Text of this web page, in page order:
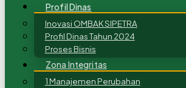
Profil Dinas
Inovasi OMBAK SIPETRA
Profil Dinas Tahun 2024
Proses Bisnis
Zona Integritas
1 Manajemen Perubahan